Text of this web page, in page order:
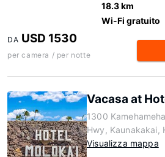
18.3 km
Wi-Fi gratuito
DA USD 1530
per camera / per notte
Vacasa at
1300
Hwy, Kaunakakai,
Visualizza mappa